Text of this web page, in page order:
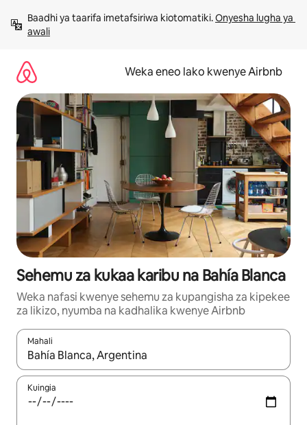
kwenda
kwenye
Baadhi ya taarifa imetafsiriwa kiotomatiki. Onyesha lugha ya
awali
Weka eneo lako kwenye Airbnb
Sehemu za kukaa karibu na Bahía Blanca
Weka nafasi kwenye sehemu za kupangisha za kipekee
za likizo, nyumba na kadhalika kwenye Airbnb
Mahali
Wakati matokeo yanapatikana, vinjari kwa kutumia vitufe vya
Kuingia